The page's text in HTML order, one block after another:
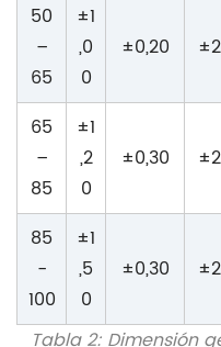
Tabla 2: Dimensión
50
–
65
±1
,0
0
±0,20
65
–
85
±1
,2
0
±0,30
85
-
100
±1
,5
0
±0,30